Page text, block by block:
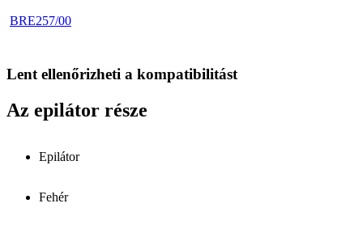
BRE257/00
Lent ellenőrizheti a kompatibilitást
Az epilátor része
Epilátor
Fehér